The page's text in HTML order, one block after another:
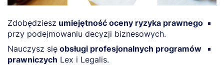
Zdobędziesz umiejętność oceny ryzyka prawnego
przy podejmowaniu decyzji biznesowych.
Nauczysz się obsługi profesjonalnych programów
prawniczych Lex i Legalis.